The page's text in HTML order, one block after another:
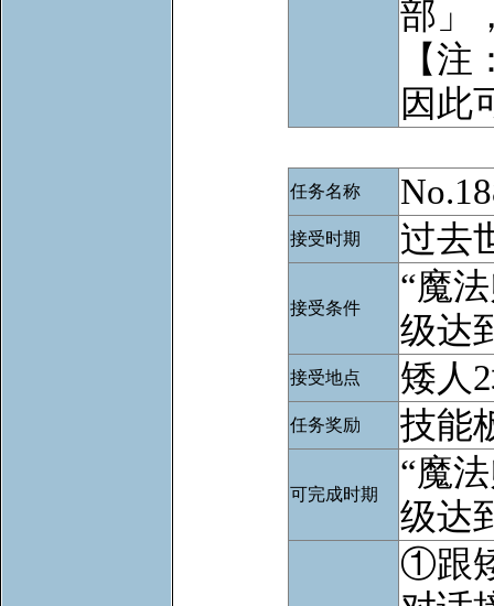
部」
【
因此
任务名称
接受时期 过去
接受条件
“魔
级达
接受地点 矮人
任务奖励 技能
可完成时期
“魔
级达
①跟